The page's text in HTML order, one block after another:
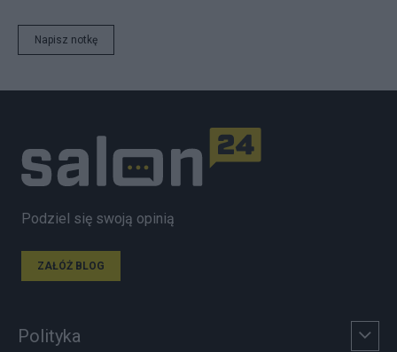
Napisz notkę
Podziel się swoją opinią
ZAŁÓŻ BLOG
Polityka